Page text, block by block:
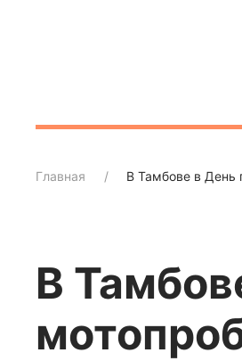
Главная В Тамбове в День
В